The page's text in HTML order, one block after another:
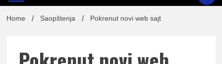
Home Saopštenja Pokrenut novi web sajt